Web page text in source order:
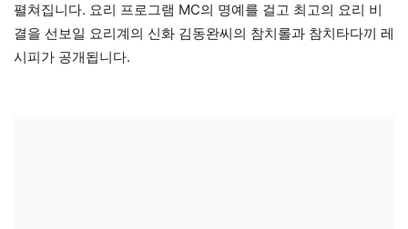
펼쳐집니다. 요리 프로그램 MC의 명예를 걸고 최고의 요리 비
결을 선보일 요리계의 신화 김동완씨의 참치롤과 참치타다끼 레
시피가 공개됩니다.